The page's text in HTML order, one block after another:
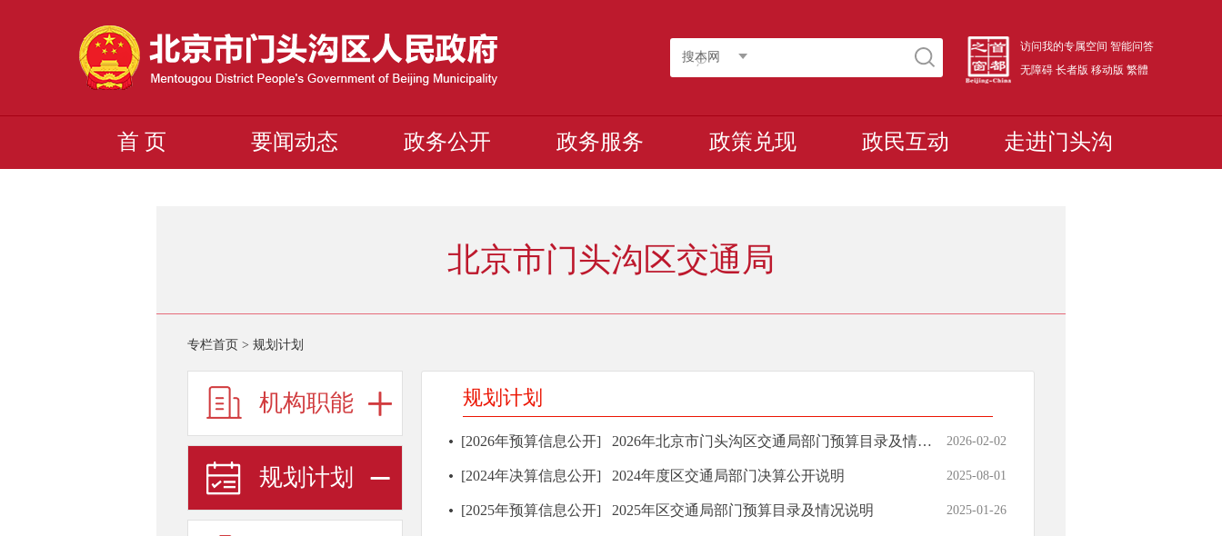
搜本网
访问我的专属空间 智能问答
无障碍 长者版 移动版 繁體
首 页 要闻动态 政务公开 政务服务 政策兑现 政民互动 走进门头沟
北京市门头沟区交通局
专栏首页 > 规划计划
机构职能
规划计划
规划计划
[2026年预算信息公开] 2026年北京市门头沟区交通局部门预算目录及情况说明 2026-02-02
[2024年决算信息公开] 2024年度区交通局部门决算公开说明 2025-08-01
[2025年预算信息公开] 2025年区交通局部门预算目录及情况说明 2025-01-26